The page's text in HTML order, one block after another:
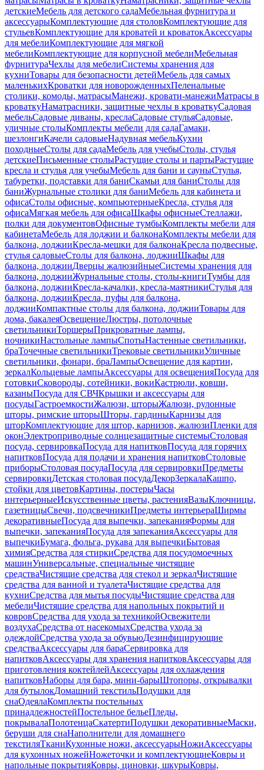
детскиеМебель для детского садаМебельная фурнитура и
аксессуарыКомплектующие для столовКомплектующие для
стульевКомплектующие для кроватей и кроватокАксессуары
для мебелиКомплектующие для мягкой
мебелиКомплектующие для корпусной мебелиМебельная
фурнитураЧехлы для мебелиСистемы хранения для
кухниТовары для безопасности детейМебель для самых
маленькихКроватки для новорожденныхПеленальные
столики, комоды, матрасыМанежи, кровати-манежиМатрасы в
кроваткуНаматрасники, защитные чехлы в кроваткуСадовая
мебельСадовые диваны, креслаСадовые стульяСадовые,
уличные столыКомплекты мебели для садаГамаки,
шезлонгиКачели садовыеНадувная мебельКухни
походныеСтолы для садаМебель для учебыСтолы, стулья
детскиеПисьменные столыРастущие столы и партыРастущие
кресла и стулья для учебыМебель для бани и сауныСтулья,
табуретки, подставки для баниСкамьи для баниСтолы для
баниЖурнальные столики для баниМебель для кабинета и
офисаСтолы офисные, компьютерныеКресла, стулья для
офисаМягкая мебель для офисаШкафы офисныеСтеллажи,
полки для документовОфисные тумбыКомплекты мебели для
кабинетаМебель для лоджии и балконаКомплекты мебели для
балкона, лоджииКресла-мешки для балконаКресла подвесные,
стулья садовыеСтолы для балкона, лоджииШкафы для
балкона, лоджииДверцы жалюзийныеСистемы хранения для
балкона, лоджииЖурнальные столы, столы-книгиТумбы для
балкона, лоджииКресла-качалки, кресла-маятникиСтулья для
балкона, лоджииКресла, пуфы для балкона,
лоджииКомпактные столы для балкона, лоджииТовары для
дома, бакалеяОсвещениеЛюстры, потолочные
светильникиТоршерыПрикроватные лампы,
ночникиНастольные лампыСпотыНастенные светильники,
браТочечные светильникиТрековые светильникиУличные
светильники, фонари, браЛампыОсвещение для картин,
зеркалКольцевые лампыАксессуары для освещенияПосуда для
готовкиСковороды, сотейники, вокиКастрюли, ковши,
казаныПосуда для СВЧКрышки и аксессуары для
посудыГастроемкостиЖалюзи, шторыЖалюзи, рулонные
шторы, римские шторыШторы, гардиныКарнизы для
шторКомплектующие для штор, карнизов, жалюзиПленки для
оконЭлектроприводные солнцезащитные системыСтоловая
посуда, сервировкаПосуда для напитковПосуда для горячих
напитковПосуда для подачи и хранения напитковСтоловые
приборыСтоловая посудаПосуда для сервировкиПредметы
сервировкиДетская столовая посудаДекорЗеркалаКашпо,
стойки для цветовКартины, постерыЧасы
интерьерныеИскусственные цветы, растенияВазыКлючницы,
газетницыСвечи, подсвечникиПредметы интерьераШирмы
декоративныеПосуда для выпечки, запеканияФормы для
выпечки, запеканияПосуда для запеканияАксессуары для
выпечкиБумага, фольга, рукава для выпечкиБытовая
химияСредства для стиркиСредства для посудомоечных
машинУниверсальные, специальные чистящие
средстваЧистящие средства для стекол и зеркалЧистящие
средства для ванной и туалетаЧистящие средства для
кухниСредства для мытья посудыЧистящие средства для
мебелиЧистящие средства для напольных покрытий и
ковровСредства для ухода за техникойОсвежители
воздухаСредства от насекомыхСредства ухода за
одеждойСредства ухода за обувьюДезинфицирующие
средстваАксессуары для бараСервировка для
напитковАксессуары для хранения напитковАксессуары для
приготовления коктейлейАксессуары для охлаждения
напитковНаборы для бара, мини-барыШтопоры, открывалки
для бутылокДомашний текстильПодушки для
снаОдеялаКомплекты постельных
принадлежностейПостельное бельеПледы,
покрывалаПолотенцаСкатертиПодушки декоративныеМаски,
беруши для снаНаполнители для домашнего
текстиляТканиКухонные ножи, аксессуарыНожиАксессуары
для кухонных ножейНожеточки и комплектующиеКовры и
напольные покрытияКовры, циновки, шкурыКовры,